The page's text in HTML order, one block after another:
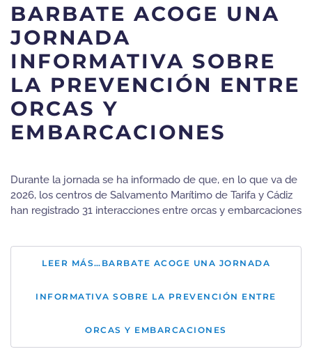
BARBATE ACOGE UNA
JORNADA
INFORMATIVA SOBRE
LA PREVENCIÓN ENTRE
ORCAS Y
EMBARCACIONES
Durante la jornada se ha informado de que, en lo que va de
2026, los centros de Salvamento Marítimo de Tarifa y Cádiz
han registrado 31 interacciones entre orcas y embarcaciones
LEER MÁS…BARBATE ACOGE UNA JORNADA
INFORMATIVA SOBRE LA PREVENCIÓN ENTRE
ORCAS Y EMBARCACIONES